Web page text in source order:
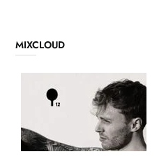
MIXCLOUD